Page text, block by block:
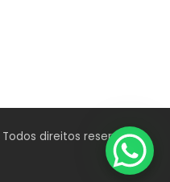
Todos direitos reservados.